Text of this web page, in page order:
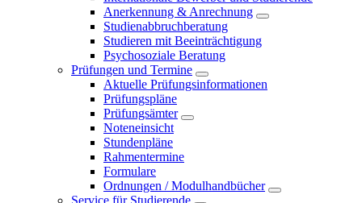
Anerkennung & Anrechnung
Studienabbruchberatung
Studieren mit Beeinträchtigung
Psychosoziale Beratung
Prüfungen und Termine
Aktuelle Prüfungsinformationen
Prüfungspläne
Prüfungsämter
Noteneinsicht
Stundenpläne
Rahmentermine
Formulare
Ordnungen / Modulhandbücher
Service für Studierende